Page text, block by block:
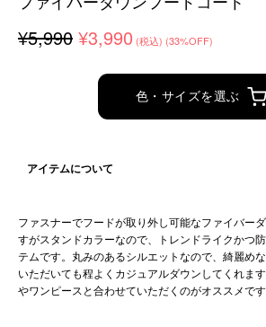
¥5,990 ¥3,990 (税込) (33%OFF)
色・サイズを選ぶ
アイテムについて
ファスナーでフードが取り外し可能なファイバー
すがスタンドカラーなので、トレンドライクかつ
テムです。丸みのあるシルエットなので、綺麗め
いただいても程よくカジュアルダウンしてくれま
やワンピースと合わせていただくのがオススメです